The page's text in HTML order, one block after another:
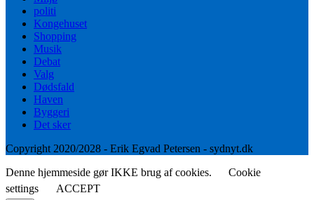
politi
Kongehuset
Shopping
Musik
Debat
Valg
Dødsfald
Haven
Byggeri
Det sker
Copyright 2020/2028 - Erik Egvad Petersen - sydnyt.dk
Denne hjemmeside gør IKKE brug af cookies.
Cookie
settings
ACCEPT